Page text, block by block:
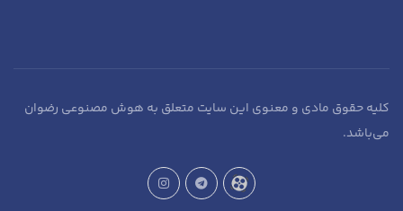
حقوق مادی و معنوی این سایت متعلق به هوش مصنوعی رضوان